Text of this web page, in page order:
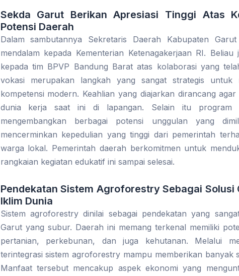
Sekda Garut Berikan Apresiasi Tinggi Atas
Potensi Daerah
Dalam sambutannya Sekretaris Daerah Kabupaten
mendalam kepada Kementerian Ketenagakerjaan RI.
kepada tim BPVP Bandung Barat atas kolaborasi yang
vokasi merupakan langkah yang sangat strategis untuk
kompetensi modern. Keahlian yang diajarkan dirancang
dunia kerja saat ini di lapangan. Selain itu
mengembangkan berbagai potensi unggulan yang
mencerminkan kepedulian yang tinggi dari pemerintah
warga lokal. Pemerintah daerah berkomitmen untuk
rangkaian kegiatan edukatif ini sampai selesai.
Pendekatan Sistem Agroforestry Sebagai Solusi
Iklim Dunia
Sistem agroforestry dinilai sebagai pendekatan yang
Garut yang subur. Daerah ini memang terkenal memiliki
pertanian, perkebunan, dan juga kehutanan. Melalui
terintegrasi sistem agroforestry mampu memberikan banyak
Manfaat tersebut mencakup aspek ekonomi yang